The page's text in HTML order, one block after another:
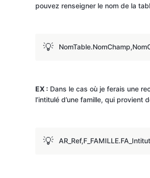
pouvez renseigner le nom de la
💡
EX : Dans le cas où je ferais une
l’intitulé d’une famille, qui provient
💡